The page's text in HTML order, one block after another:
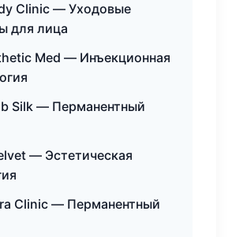
Clinic — Уходовые
для лица
Med — Инъекционная
Silk — Перманентный
— Эстетическая
Clinic — Перманентный